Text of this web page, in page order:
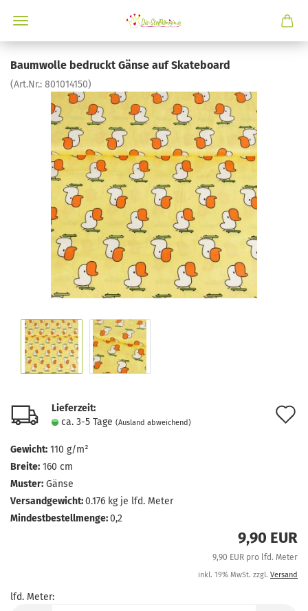
Baumwolle bedruckt Gänse auf Skateboard
(Art.Nr.: 801014150)
Lieferzeit:
ca. 3-5 Tage (Ausland abweichend)
Gewicht: 110 g/m²
Breite: 160 cm
Muster: Gänse
Versandgewicht:0.176 kg je lfd. Meter
Mindestbestellmenge:0,2
9,90 EUR
9,90 EUR pro lfd. Meter
inkl. 19% MwSt. zzgl. Versand
lfd. Meter: